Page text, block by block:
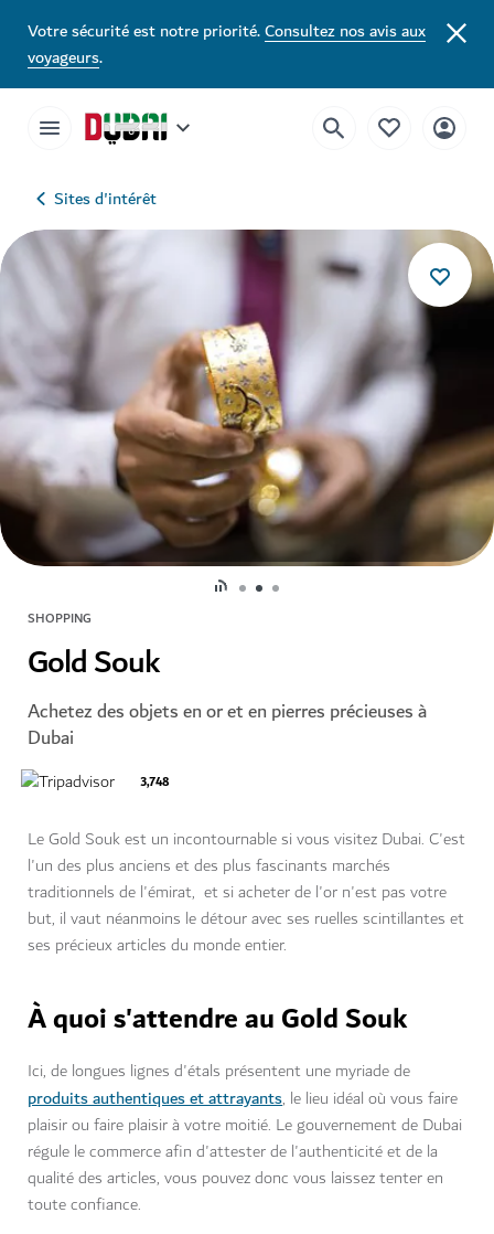
Votre sécurité est notre priorité.Consultez nos avis aux
voyageurs.
Sites d'intérêt
SHOPPING
Gold Souk
Achetez des objets en or et en pierres précieuses à
Dubai
3,748
Le Gold Souk est un incontournable si vous visitez Dubai. C'est
l'un des plus anciens et des plus fascinants marchés
traditionnels de l'émirat, et si acheter de l'or n'est pas votre
but, il vaut néanmoins le détour avec ses ruelles scintillantes et
ses précieux articles du monde entier.
À quoi s'attendre au Gold Souk
Ici, de longues lignes d'étals présentent une myriade de
produits authentiques et attrayants, le lieu idéal où vous faire
plaisir ou faire plaisir à votre moitié. Le gouvernement de Dubai
régule le commerce afin d'attester de l'authenticité et de la
qualité des articles, vous pouvez donc vous laissez tenter en
toute confiance.